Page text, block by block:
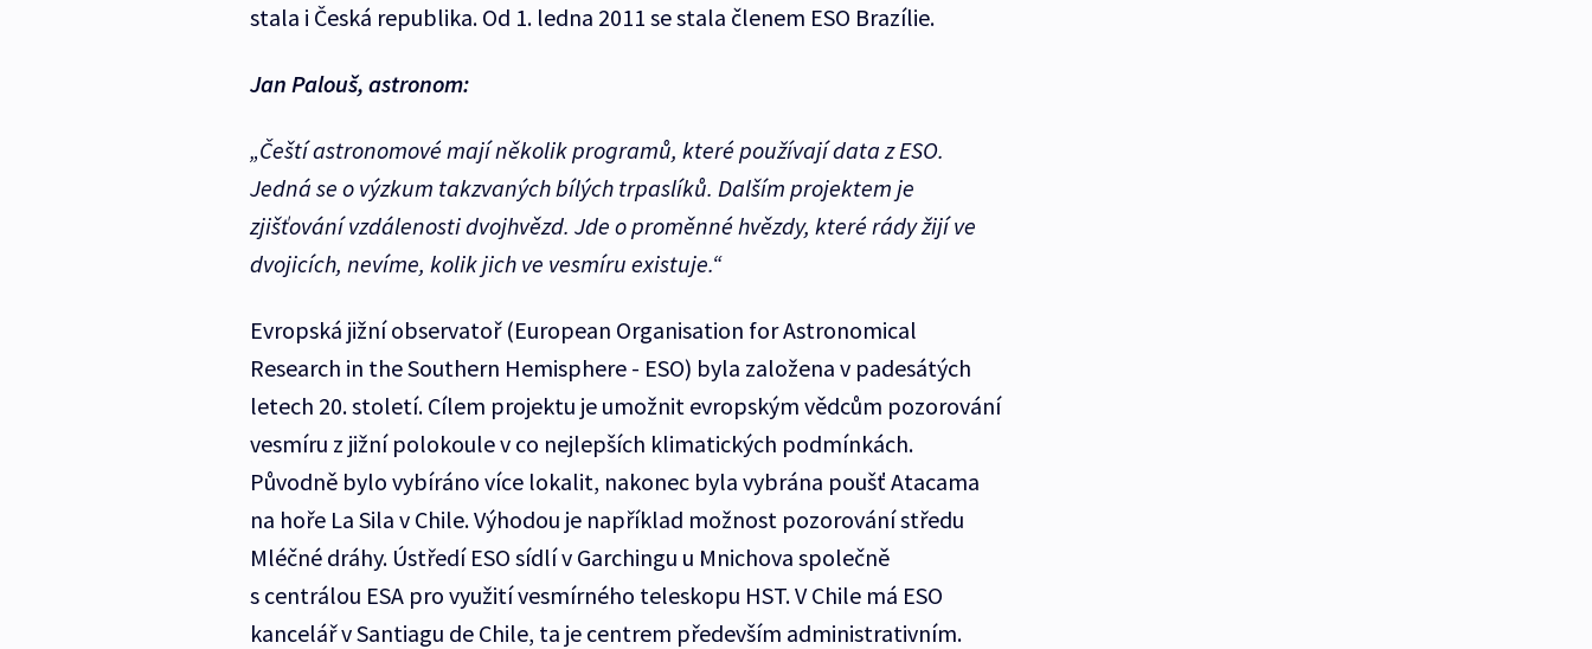
stala i Česká republika. Od 1. ledna 2011 se stala členem ESO Brazílie.
Jan Palouš, astronom:
„Čeští astronomové mají několik programů, které používají data z ESO.
Jedná se o výzkum takzvaných bílých trpaslíků. Dalším projektem je
zjišťování vzdálenosti dvojhvězd. Jde o proměnné hvězdy, které rády žijí ve
dvojicích, nevíme, kolik jich ve vesmíru existuje.“
Evropská jižní observatoř (European Organisation for Astronomical
Research in the Southern Hemisphere - ESO) byla založena v padesátých
letech 20. století. Cílem projektu je umožnit evropským vědcům pozorování
vesmíru z jižní polokoule v co nejlepších klimatických podmínkách.
Původně bylo vybíráno více lokalit, nakonec byla vybrána poušť Atacama
na hoře La Sila v Chile. Výhodou je například možnost pozorování středu
Mléčné dráhy. Ústředí ESO sídlí v Garchingu u Mnichova společně
s centrálou ESA pro využití vesmírného teleskopu HST. V Chile má ESO
kancelář v Santiagu de Chile, ta je centrem především administrativním.